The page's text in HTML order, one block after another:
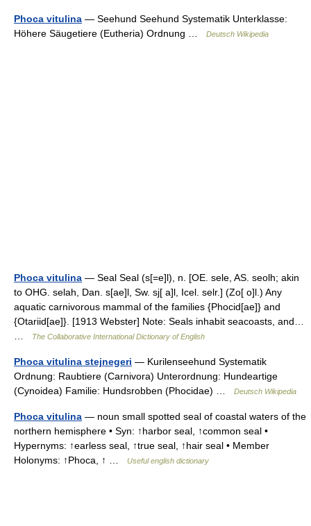
Phoca vitulina — Seehund Seehund Systematik Unterklasse:
Höhere Säugetiere (Eutheria) Ordnung …
Deutsch Wikipedia
Phoca vitulina — Seal Seal (s[=e]l), n. [OE. sele, AS. seolh; akin
to OHG. selah, Dan. s[ae]l, Sw. sj[ a]l, Icel. selr.] (Zo[ o]l.) Any
aquatic carnivorous mammal of the families {Phocid[ae]} and
{Otariid[ae]}. [1913 Webster] Note: Seals inhabit seacoasts, and…
The Collaborative International Dictionary of English
Phoca vitulina stejnegeri — Kurilenseehund Systematik
Ordnung: Raubtiere (Carnivora) Unterordnung: Hundeartige
(Cynoidea) Familie: Hundsrobben (Phocidae) …
Deutsch Wikipedia
Phoca vitulina — noun small spotted seal of coastal waters of the
northern hemisphere • Syn: ↑harbor seal, ↑common seal •
Hypernyms: ↑earless seal, ↑true seal, ↑hair seal • Member
Holonyms: ↑Phoca, ↑ …
Useful english dictionary